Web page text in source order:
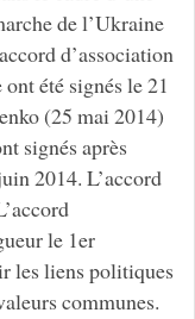
de l’Ukraine
d’association
été signés le 21
(25 mai 2014)
signés après
2014. L’accord
le 1er
les liens politiques
communes.